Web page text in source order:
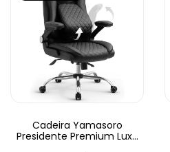
Cadeira Yamasoro
Presidente Premium Luxo